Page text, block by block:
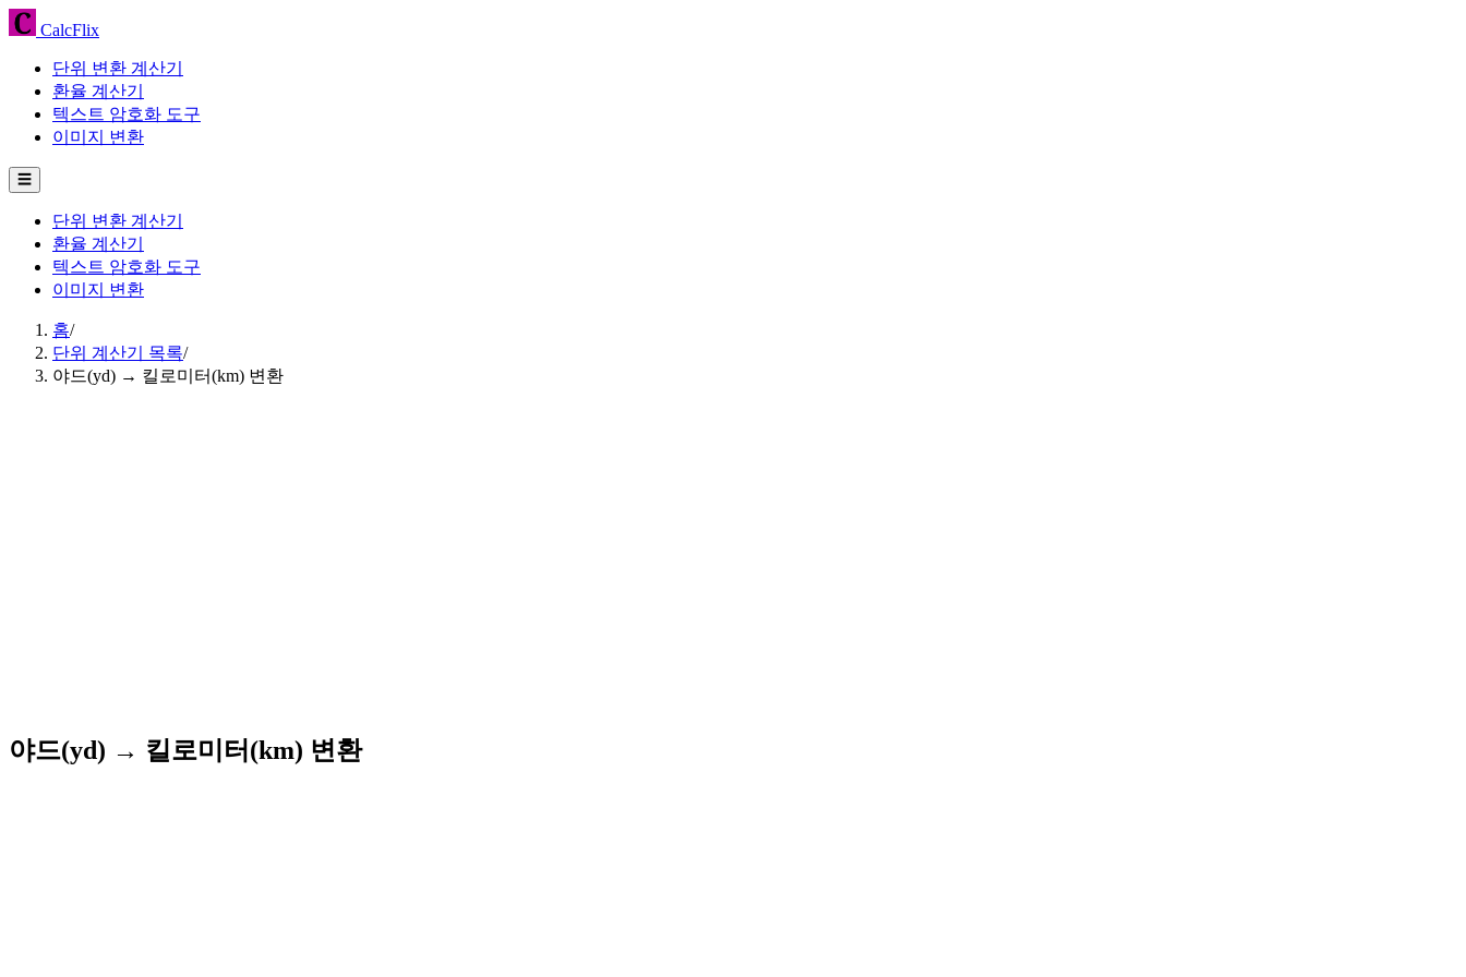
CalcFlix
단위 변환 계산기
환율 계산기
텍스트 암호화 도구
이미지 변환
☰
단위 변환 계산기
환율 계산기
텍스트 암호화 도구
이미지 변환
홈/
단위 계산기 목록/
야드(yd) → 킬로미터(km) 변환
야드(yd) → 킬로미터(km) 변환